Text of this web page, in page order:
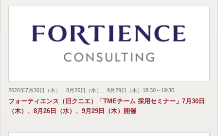
2026年7月30日（木）、8月26日（水）、9月29日（木）18:30～19:30
フォーティエンス（旧クニエ）「TMEチーム 採用セミナー」7月30日
（木）、8月26日（水）、9月29日（木）開催